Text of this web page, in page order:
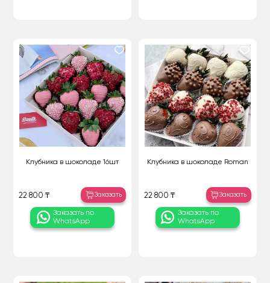
Клубника в шоколаде 16шт
22 800 ₸ Заказать
Заказать по
WhatsApp
Клубника в шоколаде Roman
22 800 ₸ Заказать
Заказать по
WhatsApp